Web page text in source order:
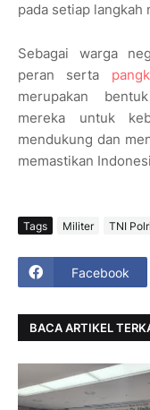
pada setiap langkah
Sebagai warga
peran serta
merupakan
mereka untuk
mendukung dan
memastikan
Tags Militer TNI Polri
Facebook
BACA ARTIKEL